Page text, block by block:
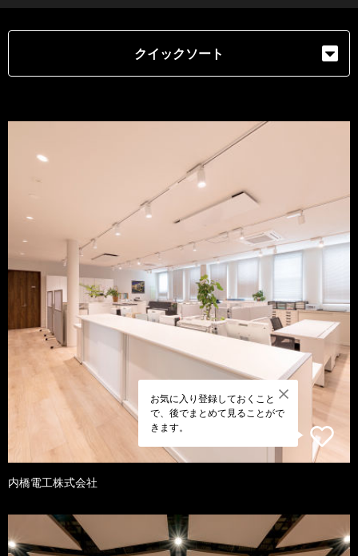
クイックソート
お気に入り登録しておくこと
で、後でまとめて見ることがで
きます。
内橋電工株式会社